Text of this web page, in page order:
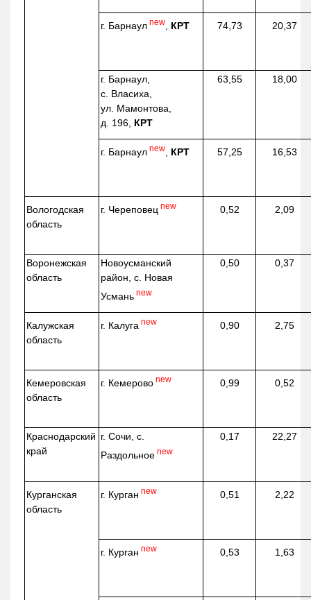
г. Барнаул new КРТ 74,73 20,37
г. Барнаул,
с. Власиха,
ул. Мамонтова,
д. 196, КРТ
63,55 18,00
г. Барнаул new КРТ 57,25 16,53
Вологодская
область
г. Череповец new 0,52 2,09
Воронежская
область
Новоусманский
район, с. Новая
Усмань new
0,50 0,37
Калужская
область
г. Калуга new 0,90 2,75
Кемеровская
область
г. Кемерово new 0,99 0,52
Краснодарский
край
г. Сочи, с.
Раздольное new
0,17 22,27
Курганская
область
г. Курган new 0,51 2,22
г. Курган new 0,53 1,63